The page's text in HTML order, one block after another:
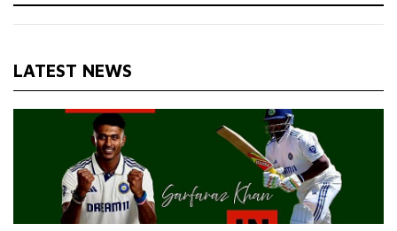
LATEST NEWS